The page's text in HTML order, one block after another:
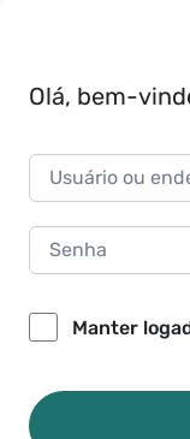
Olá, bem-
Manter